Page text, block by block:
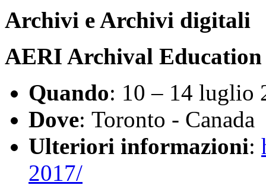
Archivi e Archivi digitali
AERI Archival Education
Quando: 10 – 14 luglio
Dove: Toronto - Canada
Ulteriori informazioni:
2017/